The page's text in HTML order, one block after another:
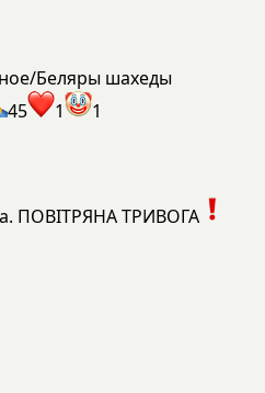
Беляры шахеды
45 1 1
ПОВІТРЯНА ТРИВОГА